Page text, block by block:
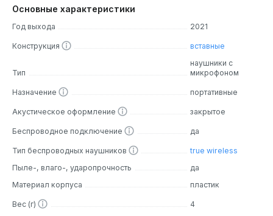
Основные характеристики
Год выхода 2021
Конструкция вставные
Тип
наушники с
микрофоном
Назначение портативные
Акустическое оформление закрытое
Беспроводное подключение да
Тип беспроводных наушников
true wireless
Пыле-, влаго-, ударопрочность
да
Материал корпуса
пластик
Вес (г)
4